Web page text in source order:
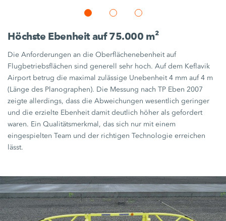
Höchste Ebenheit auf75.000 m²
Die Anforderungen an die Oberflächenebenheit auf
Flugbetriebsflächen sind generell sehr hoch. Auf dem Keflavik
Airport betrug die maximal zulässige Unebenheit4 mm auf4 m
(Länge des Planographen). Die Messung nachTP Eben 2007
zeigte allerdings, dass die Abweichungen wesentlich geringer
und die erzielte Ebenheit damit deutlich höher als gefordert
waren. Ein Qualitätsmerkmal, das sich nur mit einem
eingespielten Team und der richtigen Technologie erreichen
lässt.